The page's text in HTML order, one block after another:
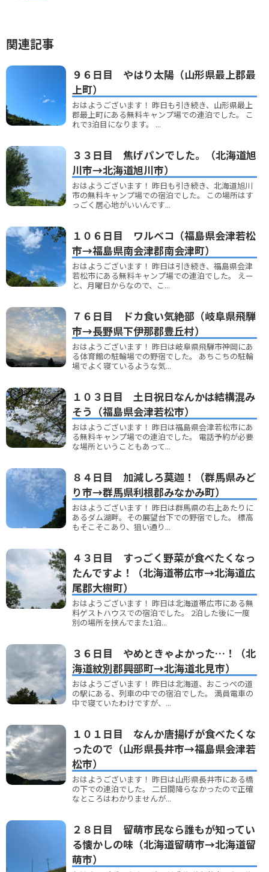
関連記事
９６日目 やはり太陽（山形県最上郡最
上町）
おはようございます！ 昨日も引き続き、山形県最上
郡最上町にある無料キャンプ場での連泊でした。 こ
れで3泊目になります。 ...
３３日目 焦げパンでした。（北海道旭
川市→北海道旭川市）
おはようございます！ 昨日も引き続き、北海道旭川
市の無料キャンプ場での宿泊でした。 この場所はす
っごく居心地がいいんです...
１０６日目 ワルベコ（福島県会津若松
市→福島県南会津郡南会津町）
おはようございます！ 昨日は引き続き、福島県会津
若松市にある無料キャンプ場での連泊でした。 えー
と、月曜日からなので、こ...
７６日目 ドカ食い気絶部（岐阜県飛騨
市→長野県下伊那郡豊丘村）
おはようございます！ 昨日は岐阜県飛騨市神岡にあ
る体育館の駐輪場での野宿でした。 あちこちの駐輪
場でよく寝ているような気...
１０３日目 土日祝日なんかは結構混み
そう（福島県会津若松市）
おはようございます！ 昨日は福島県会津若松市にあ
る無料キャンプ場での連泊でした。 電話予約が必要
な場所ということもあって...
８４日目 加減しろ莫迦！（群馬県みど
り市→群馬県利根郡みなかみ町）
おはようございます！ 昨日は群馬県の右上あたりに
あるダム湖畔。その展望台下での野宿でした。 標高
もそこそこあり、狙い通り...
４３日目 すっごく野菜が食べたくなっ
たんですよ！（北海道帯広市→北海道広
尾郡大樹町）
おはようございます！ 昨日は北海道帯広市にある無
料ゲストハウスでの宿泊でした。 2泊した後に一度
別の場所を挟んでまた1泊...
３６日目 やめときゃよかった…！（北
海道紋別郡興部町→北海道北見市）
おはようございます！ 昨日は北海道、おこっぺの道
の駅にある、列車の中での宿泊でした。 満員電車の
中で寝ていたわけですが、...
１０１日目 なんか唐揚げが食べたくな
ったので（山形県長井市→福島県会津若
松市）
おはようございます！ 昨日は山形県長井市にある橋
の下での連泊でした。 二日間降らなかったので正確
なところはわかりませんが...
２８日目 留萌市民なら誰もが知ってい
る懐かしの味（北海道留萌市→北海道留
萌市）